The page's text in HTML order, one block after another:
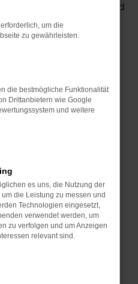
effizienten Antrieb und
Q8 die ideale Lösung
und komfortables
für den Stadtverkehr
Q8 bietet Ihnen
Features und
steht Ihnen mit
zur Seite und
damit Sie das
finden. Profitieren Sie
attraktiven
Leasingangeboten
Ihres aktuellen
und lassen Sie sich
– wir freuen uns,
zu präsentieren!
um die
zu gewährleisten.
die bestmögliche Funktionalität
Drittanbietern wie Google
und weitere
es uns, die Nutzung der
die Leistung zu messen und
Technologien eingesetzt,
verwendet werden, um
zu verfolgen und um Anzeigen
relevant sind.